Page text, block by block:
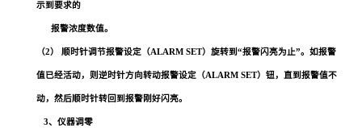
示到要求的
报警浓度数值。
（2） 顺时针调节报警设定（ALARM SET）旋转到“报警闪亮为止”。如报警
值已经活动，则逆时针方向转动报警设定（ALARM SET）钮，直到报警值不
动，然后顺时针转回到报警刚好闪亮。
3、仪器调零